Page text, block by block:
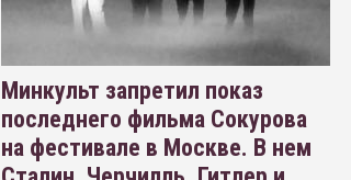
Минкульт запретил показ
последнего фильма Сокурова
на фестивале в Москве. В нем